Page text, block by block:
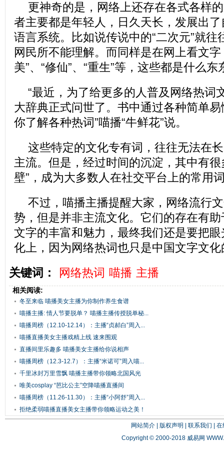
更神奇的是，网络上还存在各式各样
者主要都是年轻人，日久天长，发展出
语言系统。比如说传说中的“二次元”就往
网民所不能理解。而同样是在网上看文字
美”、“修仙”、“重生”等，这些都是什么东
“最近，为了给更多的人普及网络热词
大辞典正式问世了。书中通过各种简单
你了解各种热词”喵播“牛鲜花”说。
这些特定的文化专有词，往往无法在
主流。但是，经过时间的沉淀，其中有很
壁”，成为大多数人在社交平台上的常用
不过，喵播主播提醒大家，网络流行
势，但是并非主流文化。它们的存在有
文字的丰富和魅力，最终我们还是要把
化上，因为网络热词也只是中国文字文
关键词：
网络热词 喵播 主播
相关阅读:
冬至来临 喵播美女主播为你制作养生食谱
喵播主播: 情人节要脱单？ 喵播主播传授脱单秘...
喵播周榜（12.10-12.14）：主播“贞郝白”周入...
喵播直播美女主播戏精上线 速来围观
直播间里乐趣多 喵播美女主播给你说相声
喵播周榜（12.3-12.7）：主播“米诺可”周入喵...
千里冰封万里雪飘 喵播主播带你领略北国风光
唯美cosplay “芭比公主”空降喵播直播间
喵播周榜（11.26-11.30）：主播“小阿舒”周入...
拒绝柔弱喵播直播美女主播带你领略运动之美！
网站简介| 版权声明 联系我们
在
Copyright © 2000-2018 威易网 WWW.